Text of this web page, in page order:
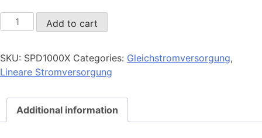
SPD1000X
quantity
Add to cart
SKU: SPD1000X Categories: Gleichstromversorgung,
Lineare Stromversorgung
Additional information